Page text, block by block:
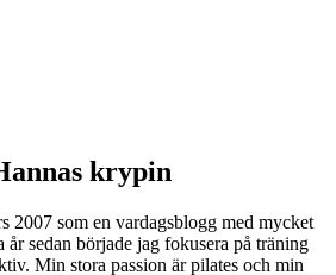
krypin
2007 som en vardagsblogg med mycket
år sedan började jag fokusera på träning
Min stora passion är pilates och min